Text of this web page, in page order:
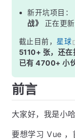
新开坑项目：
战》
正在更
截止目前， 星球
5110+ 张，还在
已有 4700+ 小
前言
大家好，我是小
要想学习 Vue